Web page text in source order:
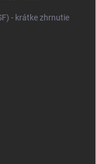
- krátke zhrnutie